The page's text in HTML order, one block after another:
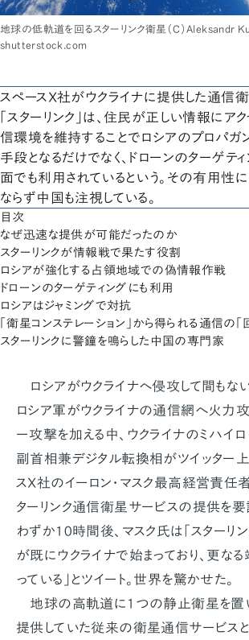
地球の低軌道を回るスターリンク衛星（C）Aleksandr
shutterstock.com
スペースX社がウクライナに提供した通信
「スターリンク」は、住民が正しい情報にア
信環境を維持することでロシアのプロパガ
手段となるだけでなく、ドローンのターゲテ
面でも利用されているという。その有用性
ならず中国も注視している。
目次
なぜ迅速な提供が可能だったのか
スターリンクが情報戦で果たす役割
ロシアが強化する占領地域での偽情報作戦
ドローンのターゲティングにも利用
ロシアはジャミングで対抗
「衛星コンステレーション」から得られる通信の「
スターリンクに警鐘を鳴らした中国の専門家
ロシアがウクライナへ侵攻して間もな
ロシア軍がウクライナの通信網へ火力
ー攻撃を加える中、ウクライナのミハイロ
副首相兼デジタル転換相がツイッター上
スX社のイーロン・マスク最高経営責任者
ターリンク通信衛星サービスの提供を要
わずか10時間後、マスク氏は「スターリ
が既にウクライナで始まっており、更な
っている」とツイート。世界を驚かせた。
地球の高軌道に1つの静止衛星を置
提供していた従来の衛星通信サービスと